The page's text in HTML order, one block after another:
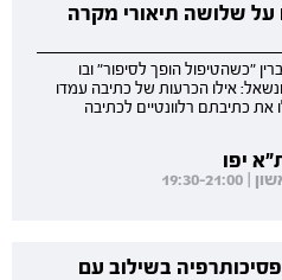
על שלושה תיאורי מקרה
"כשהטיפול הופך לסיפור" ובו
אילו הכרעות של כתיבה עמדו
את כתיבתם רלוונטיים לכתיבה
יפו
בשילוב עם